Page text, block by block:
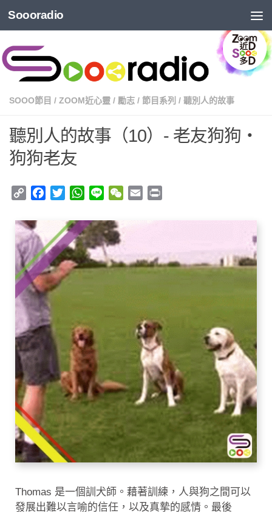
Soooradio
SOOO節目 / ZOOM近心靈 / 勵志 / 節目系列 / 聽別人的故事
聽別人的故事（10）- 老友狗狗‧
狗狗老友
Copy
Facebook
TwitterWhatsApp
Line WeChat
Email
Thomas 是一個訓犬師。藉著訓練，人與狗之間可以
發展出難以言喻的信任，以及真摯的感情。最後